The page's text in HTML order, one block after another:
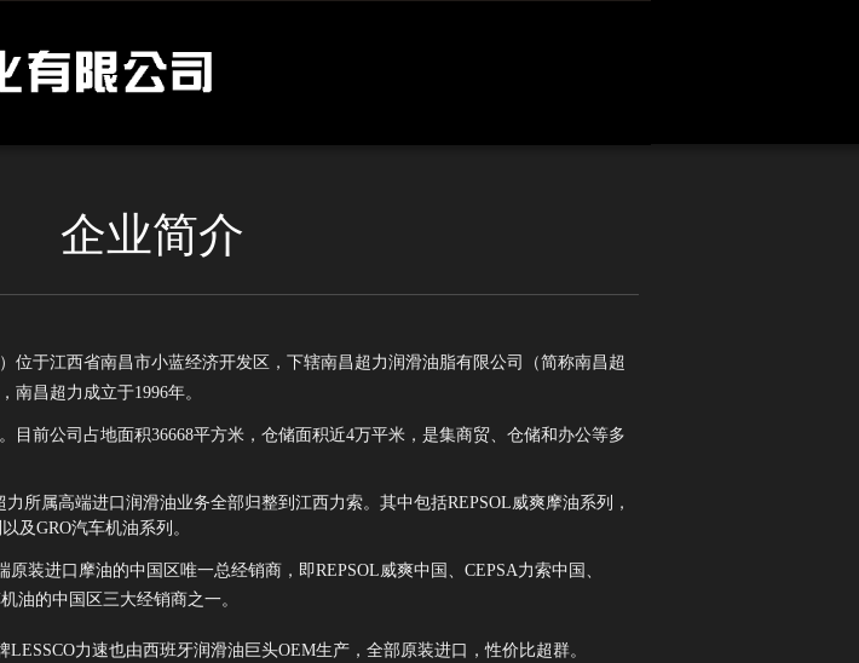
企业简介
）位于江西省南昌市小蓝经济开发区，下辖南昌超力润滑油脂有限公司（简称南昌超
南昌超力成立于1996年。
前公司占地面积36668平方米，仓储面积近4万平米，是集商贸、仓储和办公等多
所属高端进口润滑油业务全部归整到江西力索。其中包括REPSOL威爽摩油系列，
及GRO汽车机油系列。
装进口摩油的中国区唯一总经销商，即REPSOL威爽中国、CEPSA力索中国、
油的中国区三大经销商之一。
LESSCO力速也由西班牙润滑油巨头OEM生产，全部原装进口，性价比超群。